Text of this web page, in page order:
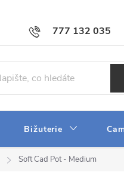
777 132 035
Obchodní podmínky
Bižuterie
Soft Cad Pot - Medium